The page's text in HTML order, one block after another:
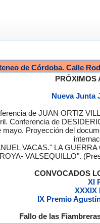
de Córdoba. Calle
PRÓXIMOS
Nueva Junta
de JUAN ORTIZ
Conferencia de
mayo. Proyección del
VACAS." LA
VALSEQUILLO".
CONVOCADOS
XI
XXXIX
IX Premio
Fallo de las